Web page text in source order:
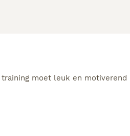
moet leuk en motiverend